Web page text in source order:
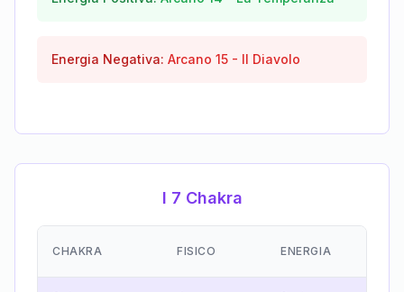
Energia Negativa: Arcano 15 - Il Diavolo
I 7 Chakra
CHAKRA FISICO ENERGIA